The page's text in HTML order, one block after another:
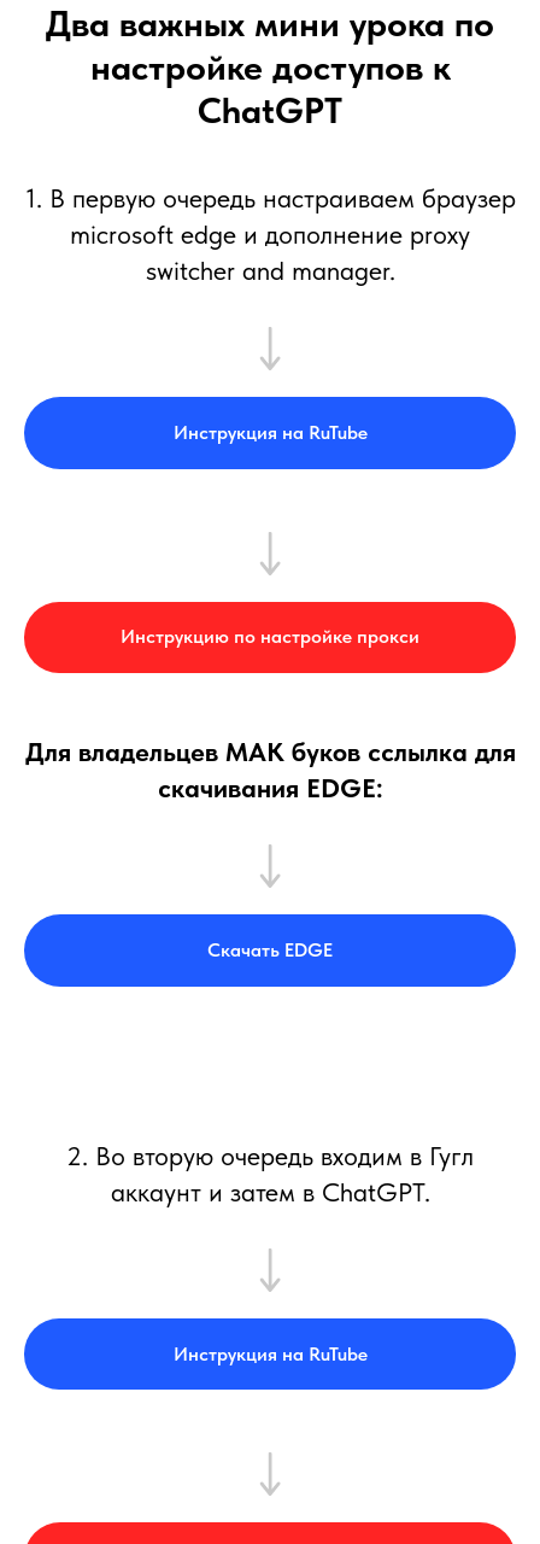
Два важных мини урока по
настройке доступов к
ChatGPT
1. В первую очередь настраиваем браузер
microsoft edge и дополнение proxy
switcher and manager.
Инструкция на RuTube
Инструкцию по настройке прокси
Для владельцев МАК буков сслылка для
скачивания EDGE:
Скачать EDGE
2. Во вторую очередь входим в Гугл
аккаунт и затем в ChatGPT.
Инструкция на RuTube